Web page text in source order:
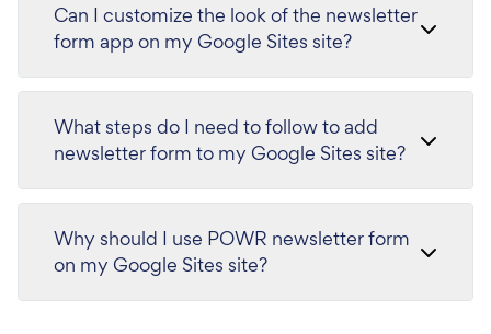
Can I customize the look of the newsletter
form app on my Google Sites site?
What steps do I need to follow to add
newsletter form to my Google Sites site?
Why should I use POWR newsletter form
on my Google Sites site?